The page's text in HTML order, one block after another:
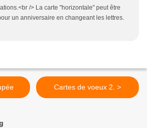
/> La carte "horizontale" peut être
un anniversaire en changeant les lettres.
Cartes de voeux 2. >